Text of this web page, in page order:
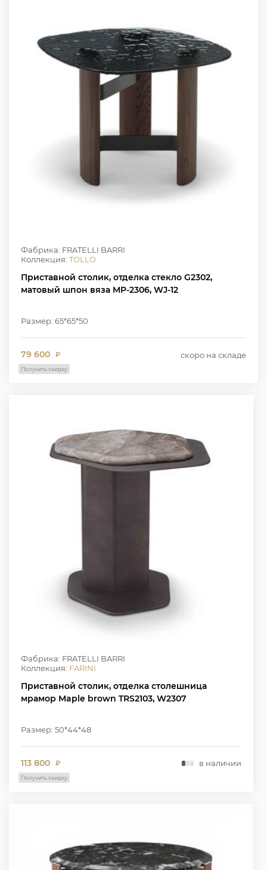
Фабрика: FRATELLI BARRI
Коллекция: TOLLO
Приставной столик, отделка стекло G2302,
матовый шпон вяза MP-2306, WJ-12
Размер: 65*65*50
79 600 ₽ скоро на складе
Получить скидку
Фабрика: FRATELLI BARRI
Коллекция: FARINI
Приставной столик, отделка столешница
мрамор Maple brown TRS2103, W2307
Размер: 50*44*48
113 800 ₽ в наличии
Получить скидку